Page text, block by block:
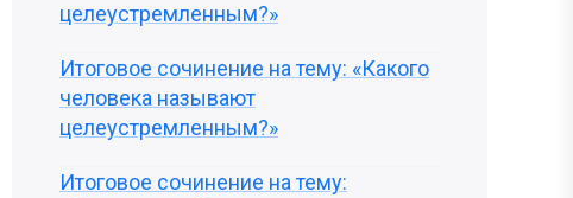
целеустремленным?»
Итоговое сочинение на тему: «Какого
человека называют
целеустремленным?»
Итоговое сочинение на тему: